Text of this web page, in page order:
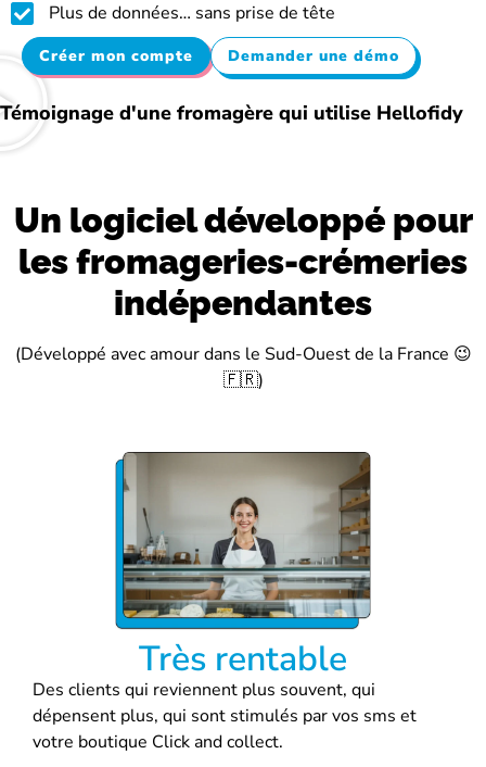
Plus de données… sans prise de tête
Créer mon compte Demander une démo
Témoignage d'une fromagère qui utilise Hellofidy
Un logiciel développé pour
les fromageries-crémeries
indépendantes
(Développé avec amour dans le Sud-Ouest de la France 😉
🇫🇷)
Très rentable
Des clients qui reviennent plus souvent, qui
dépensent plus, qui sont stimulés par vos sms et
votre boutique Click and collect.